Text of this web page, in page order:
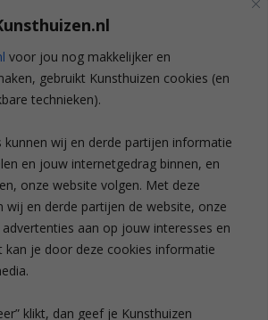
voor jou nog makkelijker en
gebruikt Kunsthuizen cookies (en
technieken).
kunnen wij en derde partijen informatie
en jouw internetgedrag binnen, en
onze website volgen. Met deze
wij en derde partijen de website, onze
aan op jouw interesses en
kan je door deze cookies informatie
klikt, dan geef je Kunsthuizen